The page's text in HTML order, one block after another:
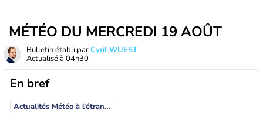
MÉTÉO DU MERCREDI 19 AOÛT
Bulletin établi parCyril WUEST
Actualisé à 04h30
En bref
Actualités Météo à l'étranger